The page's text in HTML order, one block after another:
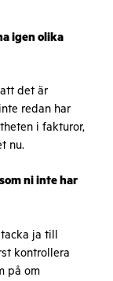
igen olika
det är
redan har
i fakturor,
nu.
ni inte har
ja till
kontrollera
på om